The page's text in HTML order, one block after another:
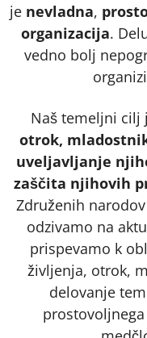
je nevladna,
organizacija.
vedno bolj
Naš temeljni cilj
otrok,
uveljavljanje
zaščita njihovih
Združenih
odzivamo na
prispevamo k
življenja, otrok,
delovanje